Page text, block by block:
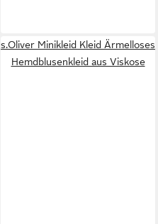
s.Oliver Minikleid Kleid Ärmelloses
Hemdblusenkleid aus Viskose